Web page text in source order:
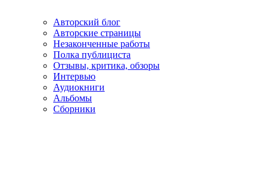
Авторский блог
Авторские страницы
Незаконченные работы
Полка публициста
Отзывы, критика, обзоры
Интервью
Аудиокниги
Альбомы
Сборники